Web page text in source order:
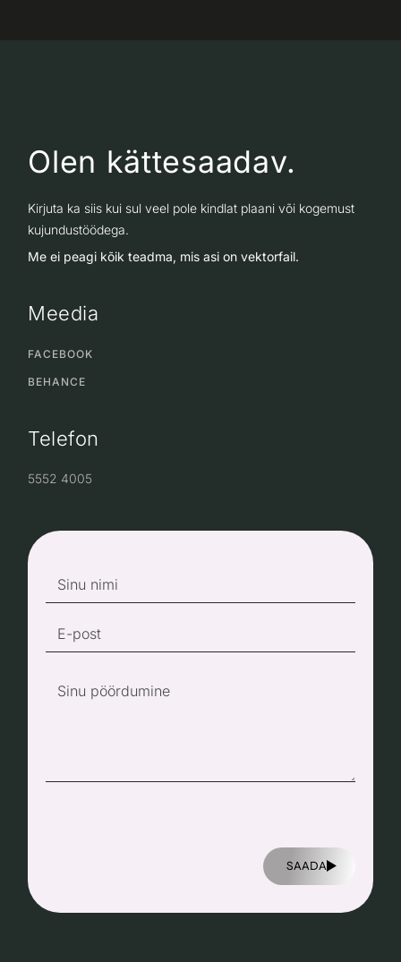
Olen kättesaadav.
Kirjuta ka siis kui sul veel pole kindlat plaani või kogemust
kujundustöödega.
Me ei peagi kõik teadma, mis asi on vektorfail.
Meedia
FACEBOOK
BEHANCE
Telefon
5552 4005
SAADA